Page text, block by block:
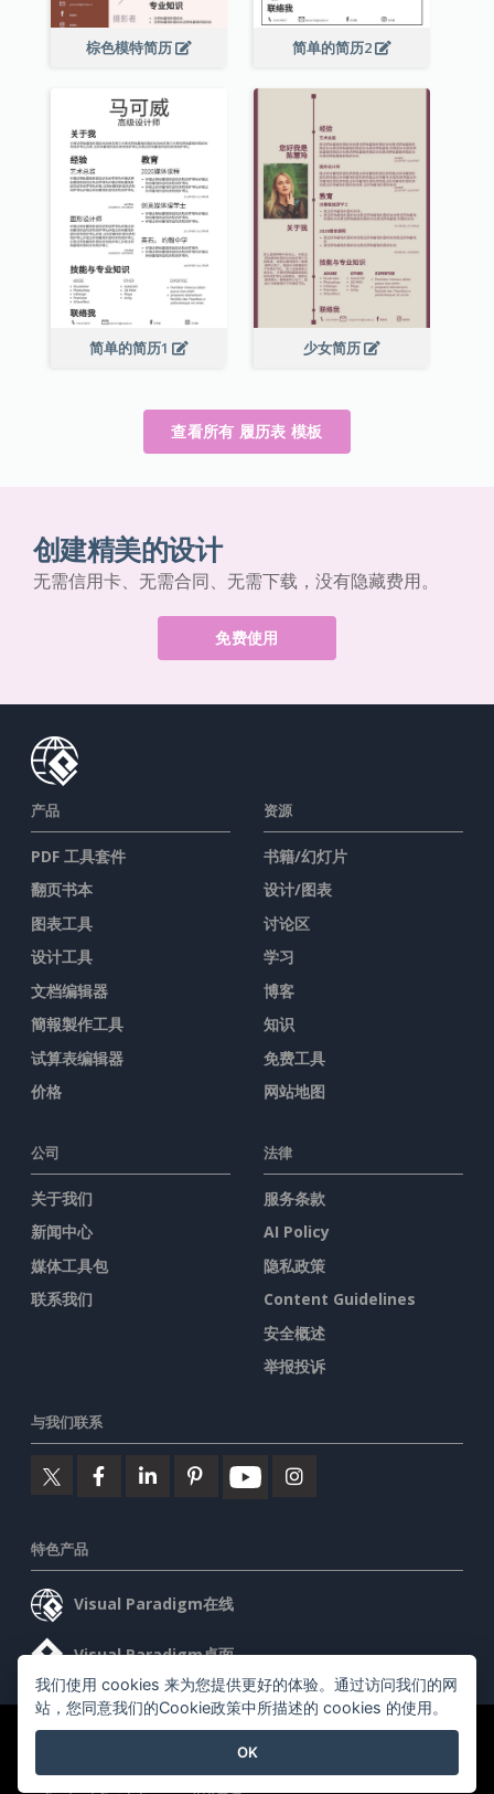
棕色模特简历 简单的简历2
简单的简历1 少女简历
查看所有 履历表 模板
创建精美的设计
无需信用卡、无需合同、无需下载，没有隐藏费用。
免费使用
产品
PDF 工具套件
翻页书本
图表工具
设计工具
文档编辑器
簡報製作工具
试算表编辑器
价格
资源
书籍/幻灯片
设计/图表
讨论区
学习
博客
知识
免费工具
网站地图
公司
关于我们
新闻中心
媒体工具包
联系我们
法律
服务条款
AI Policy
隐私政策
Content Guidelines
安全概述
举报投诉
与我们联系
特色产品
Visual Paradigm在线
Visual Paradigm桌面
©2026 by Visual Paradigm. 版权所有。
我们使用 cookies 来为您提供更好的体验。通过访问我们的网
站，您同意我们的Cookie政策中所描述的 cookies 的使用。
OK